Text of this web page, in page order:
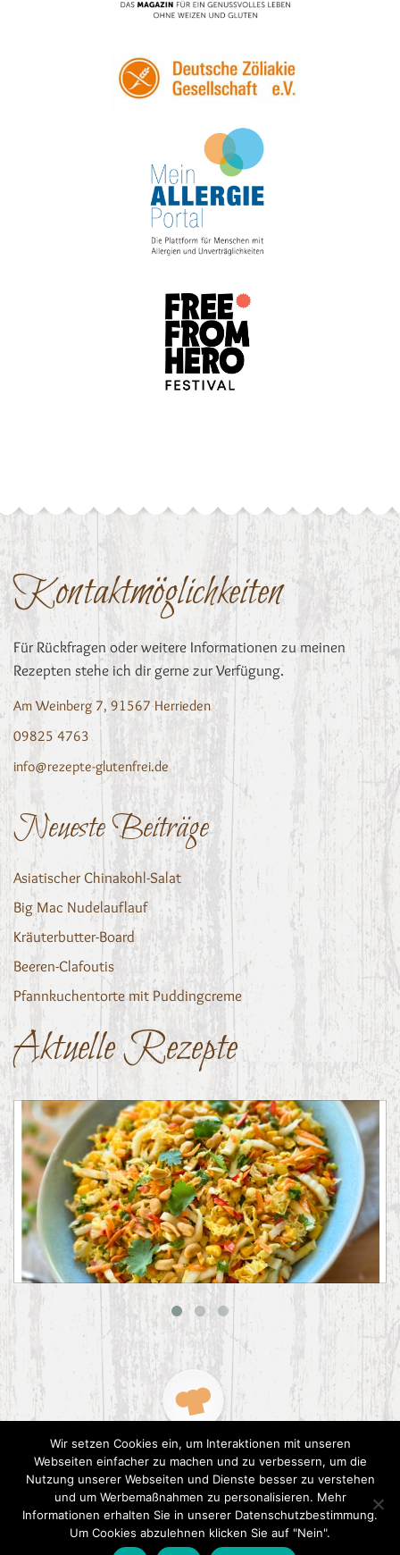
Kontaktmöglichkeiten
Für Rückfragen oder weitere Informationen zu meinen
Rezepten stehe ich dir gerne zur Verfügung.
Am Weinberg 7, 91567 Herrieden
09825 4763
info@rezepte-glutenfrei.de
Neueste Beiträge
Asiatischer Chinakohl-Salat
Big Mac Nudelauflauf
Kräuterbutter-Board
Beeren-Clafoutis
Pfannkuchentorte mit Puddingcreme
Aktuelle Rezepte
Asiatischer Chinakohl-Salat
2015 CookPress. All right reserved.Datenschutz
Wir setzen Cookies ein, um Interaktionen mit unseren
Webseiten einfacher zu machen und zu verbessern, um die
Nutzung unserer Webseiten und Dienste besser zu verstehen
und um Werbemaßnahmen zu personalisieren. Mehr
Informationen erhalten Sie in unserer Datenschutzbestimmung.
Um Cookies abzulehnen klicken Sie auf "Nein".